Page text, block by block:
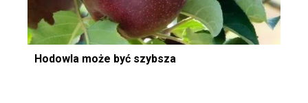
Hodowla może być szybsza